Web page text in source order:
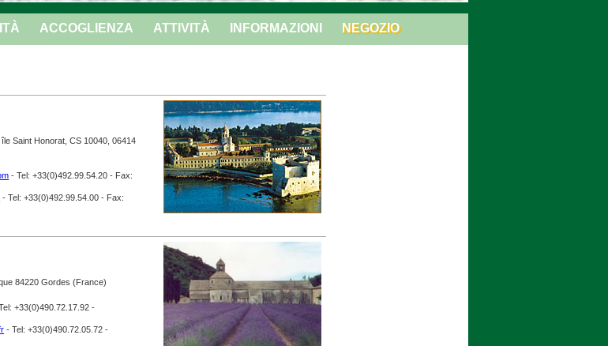
ACCOGLIENZA ATTIVITÀ INFORMAZIONI NEGOZIO
Saint Honorat, CS 10040, 06414
- Tel: +33(0)492.99.54.20 - Fax:
- Tel: +33(0)492.99.54.00 - Fax:
84220 Gordes (France)
+33(0)490.72.17.92 -
- Tel: +33(0)490.72.05.72 -